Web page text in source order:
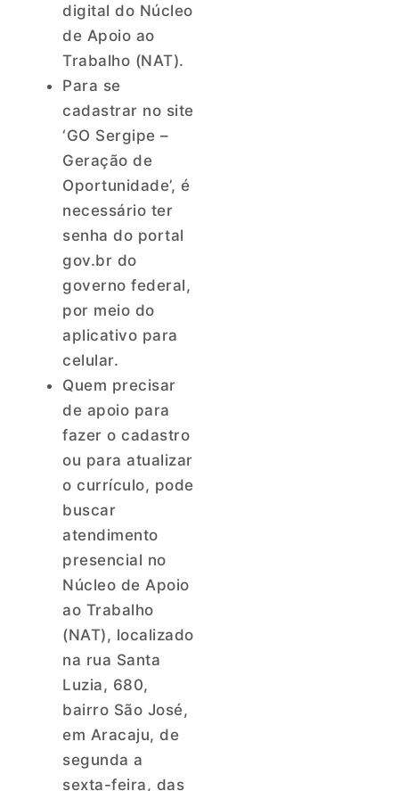
digital do Núcleo
de Apoio ao
Trabalho (NAT).
Para se
cadastrar no site
‘GO Sergipe –
Geração de
Oportunidade’, é
necessário ter
senha do portal
gov.br do
governo federal,
por meio do
aplicativo para
celular.
Quem precisar
de apoio para
fazer o cadastro
ou para atualizar
o currículo, pode
buscar
atendimento
presencial no
Núcleo de Apoio
ao Trabalho
(NAT), localizado
na rua Santa
Luzia, 680,
bairro São José,
em Aracaju, de
segunda a
sexta-feira, das